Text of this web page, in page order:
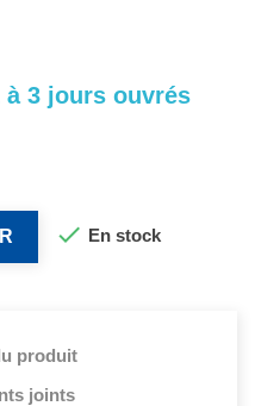
à 3 jours ouvrés
 En stock
produit
joints